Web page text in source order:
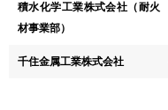
積水化学工業株式会社（耐火
材事業部）
千住金属工業株式会社